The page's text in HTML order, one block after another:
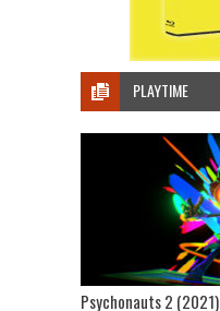
PLAYTIME
Psychonauts 2 (2021)